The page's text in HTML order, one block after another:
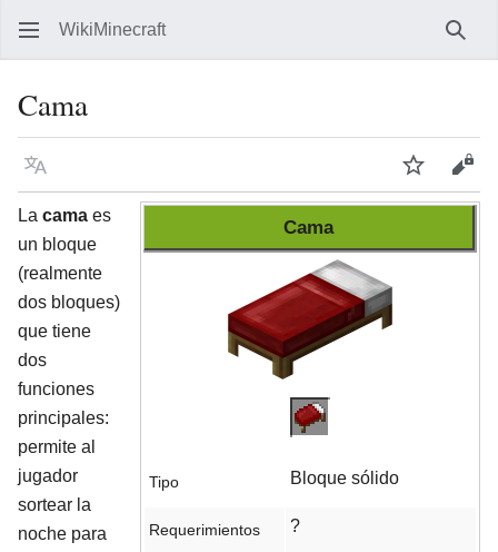
WikiMinecraft
Cama
Idioma VigilarVer
Cama
Tipo Bloque sólido
Requerimientos ?
La cama es
un bloque
(realmente
dos bloques)
que tiene
dos
funciones
principales:
permite al
jugador
sortear la
noche para